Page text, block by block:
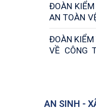
ĐOÀN
AN TOÀN
DOANH
TRƯỜNG
ĐOÀN KIỂM
VỀ CÔNG
AN SINH -